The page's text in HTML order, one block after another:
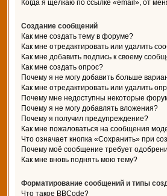
Когда я щёлкаю по ссылке «email», от
Создание сообщений
Как мне создать тему в форуме?
Как мне отредактировать или удалить
Как мне добавить подпись к своему
Как мне создать опрос?
Почему я не могу добавить больше
Как мне отредактировать или удалить
Почему мне недоступны некоторые
Почему я не могу добавлять вложения?
Почему я получил предупреждение?
Как мне пожаловаться на сообщения
Что означает кнопка «Сохранить» при
Почему моё сообщение требует
Как мне вновь поднять мою тему?
Форматирование сообщений и типы
Что такое BBCode?